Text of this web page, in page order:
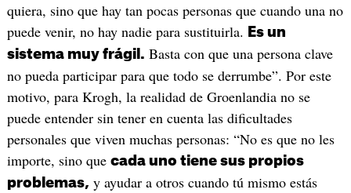
quiera, sino que hay tan pocas personas que cuando una no
puede venir, no hay nadie para sustituirla.
Es un
sistema muy frágil. Basta con que una persona clave
no pueda participar para que todo se derrumbe”. Por este
motivo, para Krogh, la realidad de Groenlandia no se
puede entender sin tener en cuenta las dificultades
personales que viven muchas personas: “No es que no les
importe, sino que cada uno tiene sus propios
problemas, y ayudar a otros cuando tú mismo estás